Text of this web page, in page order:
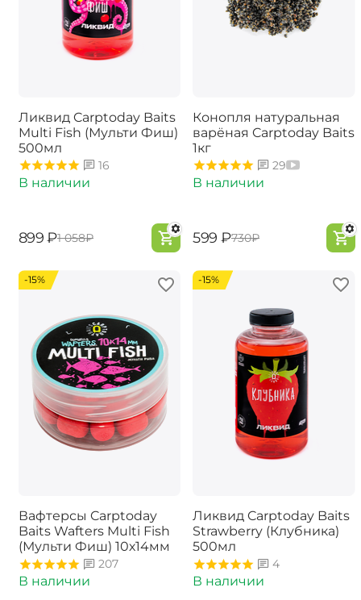
Ликвид Carptoday Baits
Multi Fish (Мульти Фиш)
500мл
16
В наличии
‍899‍ ₽‍1 058‍₽
Конопля натуральная
варёная Carptoday Baits
1кг
29
В наличии
‍599‍ ₽‍730‍₽
-15%
Вафтерсы Carptoday
Baits Wafters Multi Fish
(Мульти Фиш) 10х14мм
207
В наличии
-15%
Ликвид Carptoday Baits
Strawberry (Клубника)
500мл
4
В наличии